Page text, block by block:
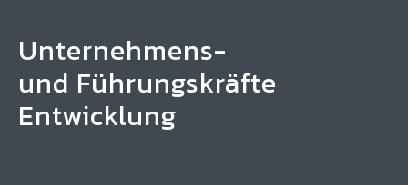
Unternehmens-
und Führungskräfte
Entwicklung